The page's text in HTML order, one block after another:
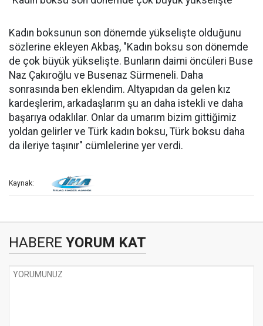
Kadın boksunun son dönemde yükselişte olduğunu
sözlerine ekleyen Akbaş, "Kadın boksu son dönemde
de çok büyük yükselişte. Bunların daimi öncüleri Buse
Naz Çakıroğlu ve Busenaz Sürmeneli. Daha
sonrasında ben eklendim. Altyapıdan da gelen kız
kardeşlerim, arkadaşlarım şu an daha istekli ve daha
başarıya odaklılar. Onlar da umarım bizim gittiğimiz
yoldan gelirler ve Türk kadın boksu, Türk boksu daha
da ileriye taşınır" cümlelerine yer verdi.
Kaynak:
HABERE YORUM KAT